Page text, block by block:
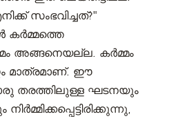
സംഭവിച്ചത്?"
കർമ്മത്തെ
അങ്ങനെയല്ല. കർമ്മം
മാത്രമാണ്. ഈ
തരത്തിലുള്ള ഘടനയും